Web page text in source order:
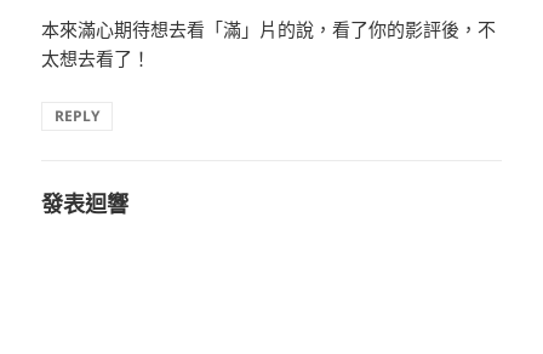
本來滿心期待想去看「滿」片的說，看了你的影評後，不
太想去看了！
REPLY
發表迴響